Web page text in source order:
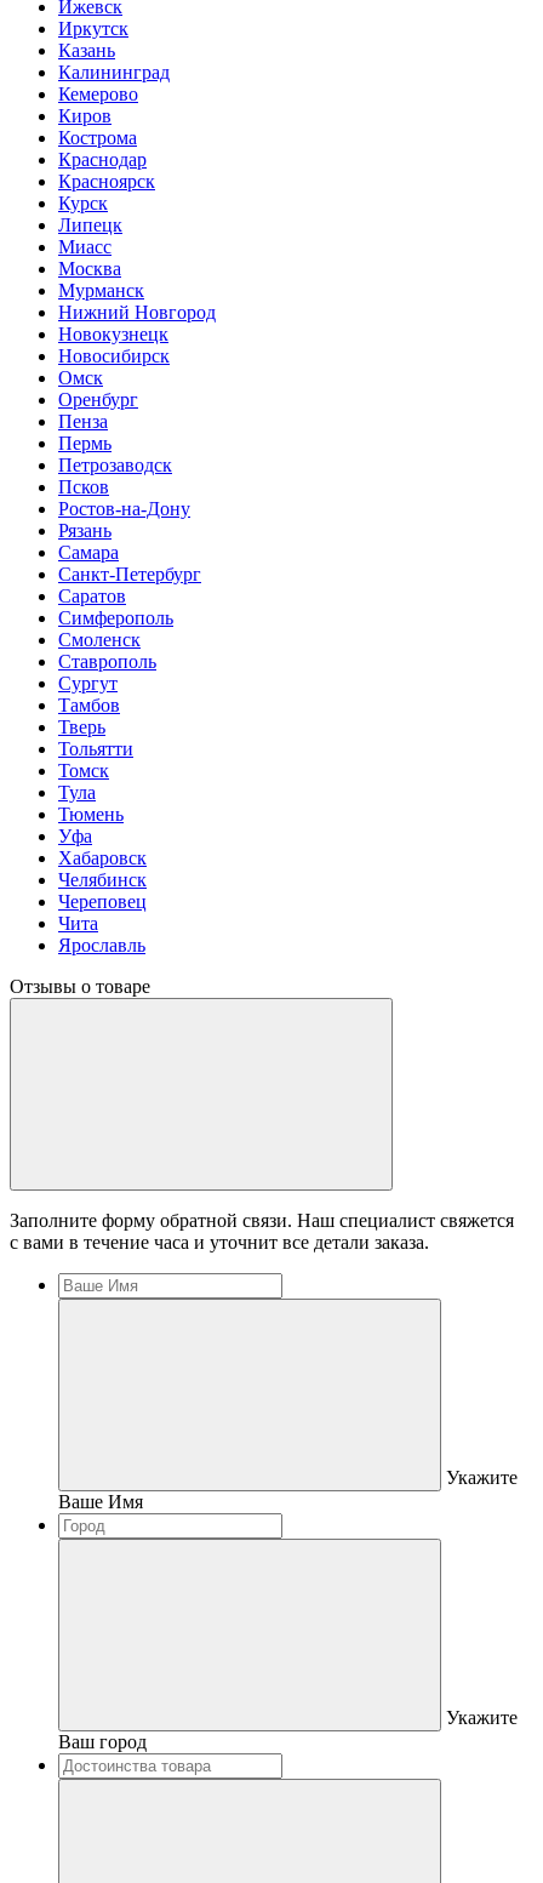
Ижевск
Иркутск
Казань
Калининград
Кемерово
Киров
Кострома
Краснодар
Красноярск
Курск
Липецк
Миасс
Москва
Мурманск
Нижний Новгород
Новокузнецк
Новосибирск
Омск
Оренбург
Пенза
Пермь
Петрозаводск
Псков
Ростов-на-Дону
Рязань
Самара
Санкт-Петербург
Саратов
Симферополь
Смоленск
Ставрополь
Сургут
Тамбов
Тверь
Тольятти
Томск
Тула
Тюмень
Уфа
Хабаровск
Челябинск
Череповец
Чита
Ярославль
Отзывы о товаре
Заполните форму обратной связи. Наш специалист свяжется
с вами в течение часа и уточнит все детали заказа.
Укажите
Ваше Имя
Укажите
Ваш город